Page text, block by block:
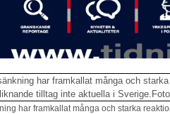
har framkallat många och starka